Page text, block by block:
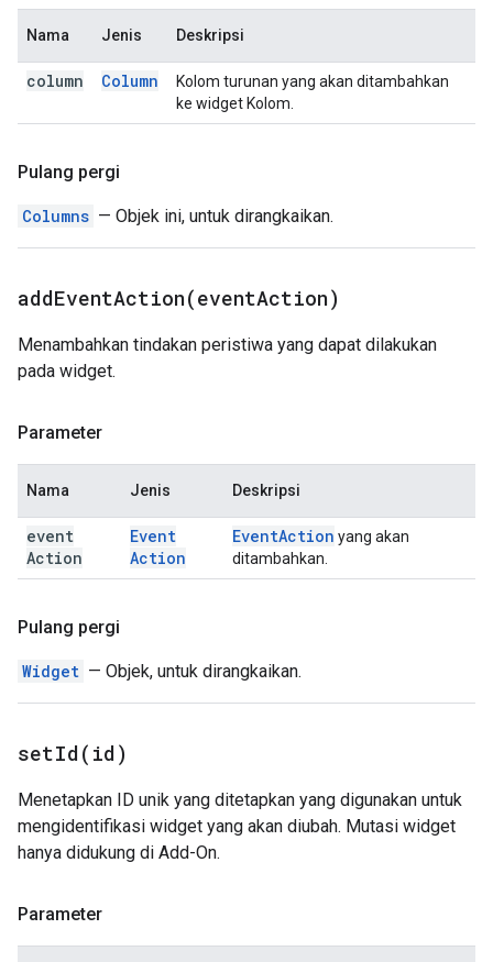
Nama Jenis Deskripsi
column Column
Kolom turunan yang akan ditambahkan
ke widget Kolom.
Pulang pergi
Columns — Objek ini, untuk dirangkaikan.
addEventAction(eventAction)
Menambahkan tindakan peristiwa yang dapat dilakukan
pada widget.
Parameter
Nama Jenis Deskripsi
event
Action
Event
Action
EventAction yang akan
ditambahkan.
Pulang pergi
Widget — Objek, untuk dirangkaikan.
setId( id)
Menetapkan ID unik yang ditetapkan yang digunakan untuk
mengidentifikasi widget yang akan diubah. Mutasi widget
hanya didukung di Add-On.
Parameter